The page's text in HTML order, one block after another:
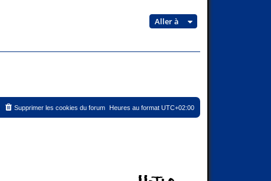
Aller à
Heures au format UTC+02:00
Supprimer les cookies du forum